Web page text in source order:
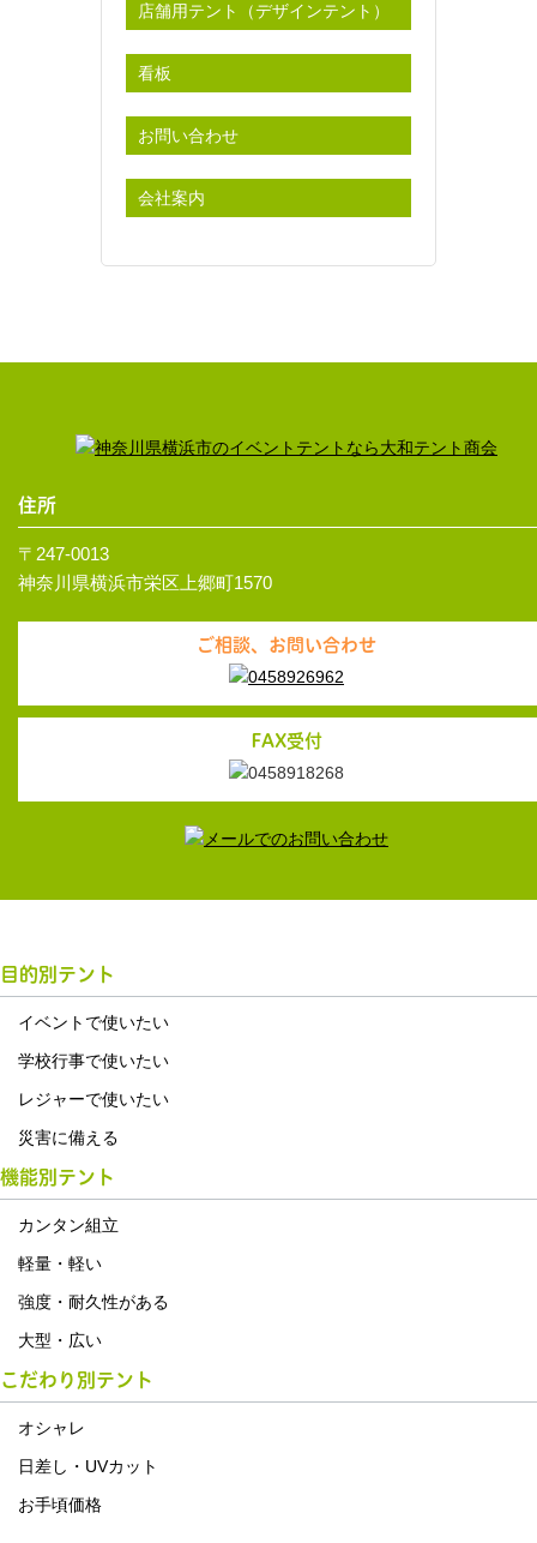
店舗用テント（デザインテント）
看板
お問い合わせ
会社案内
住所
〒247-0013
神奈川県横浜市栄区上郷町1570
ご相談、お問い合わせ
FAX受付
目的別テント
イベントで使いたい
学校行事で使いたい
レジャーで使いたい
災害に備える
機能別テント
カンタン組立
軽量・軽い
強度・耐久性がある
大型・広い
こだわり別テント
オシャレ
日差し・UVカット
お手頃価格